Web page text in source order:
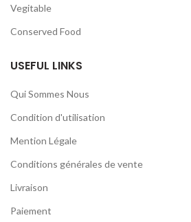
Vegitable
Conserved Food
USEFUL LINKS
Qui Sommes Nous
Condition d'utilisation
Mention Légale
Conditions générales de vente
Livraison
Paiement